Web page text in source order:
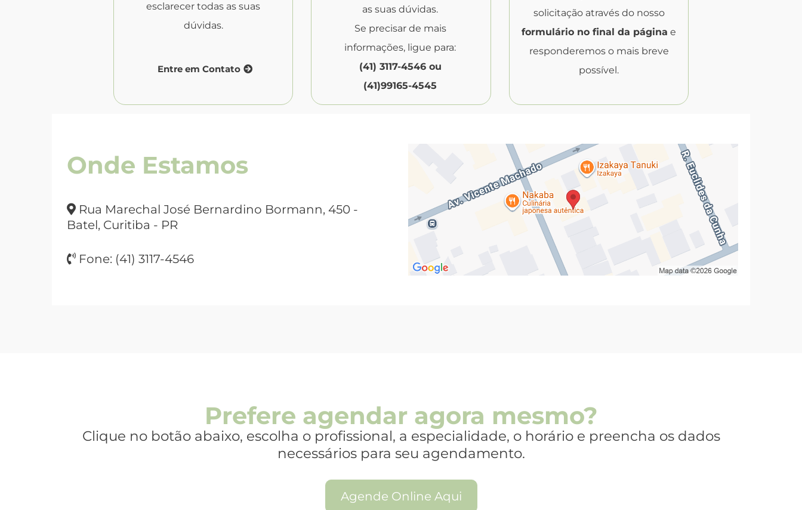
esclarecer todas as suas
dúvidas.
Entre em Contato
as suas dúvidas.
Se precisar de mais
informações, ligue para:
(41) 3117-4546 ou
(41)99165-4545
solicitação através do nosso
formulário no final da página e
responderemos o mais breve
possível.
Onde Estamos
Rua Marechal José Bernardino Bormann, 450 -
Batel, Curitiba - PR
Fone: (41) 3117-4546
Prefere agendar agora mesmo?
Clique no botão abaixo, escolha o profissional, a especialidade, o horário e preencha os dados
necessários para seu agendamento.
Agende Online Aqui